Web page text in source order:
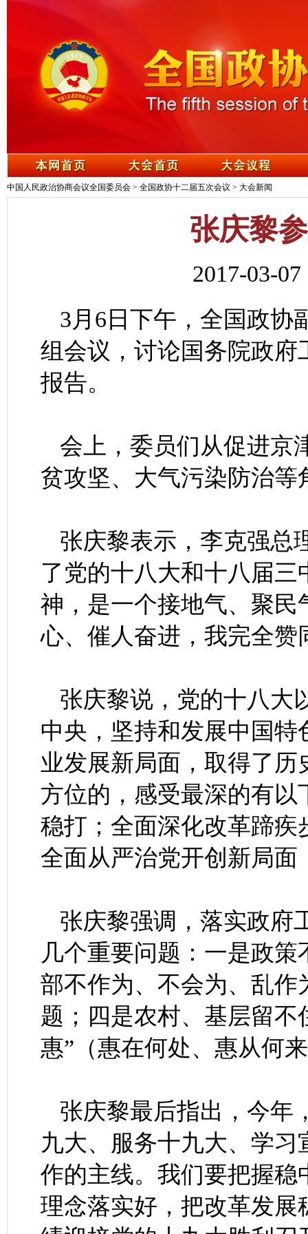
中国人民政治协商会议全国委员会 > 全国政协十二届五次会议 > 大会新闻
张庆黎
2017-03-
3月6日下午，全国政协
组会议，讨论国务院政
报告。
会上，委员们从促进京
贫攻坚、大气污染防治
张庆黎表示，李克强总
了党的十八大和十八届
神，是一个接地气、聚
心、催人奋进，我完全赞
张庆黎说，党的十八大
中央，坚持和发展中国
业发展新局面，取得了
方位的，感受最深的有
稳打；全面深化改革蹄
全面从严治党开创新局
张庆黎强调，落实政府
几个重要问题：一是政
部不作为、不会为、乱
题；四是农村、基层留不
惠”（惠在何处、惠从何
张庆黎最后指出，今年
九大、服务十九大、学
作的主线。我们要把握
理念落实好，把改革发